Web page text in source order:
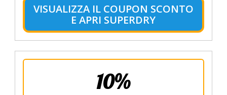
VISUALIZZA IL COUPON SCONTO
E APRI SUPERDRY
10%